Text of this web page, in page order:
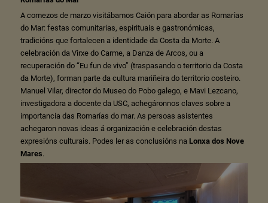
A comezos de marzo visitábamos Caión para abordar as Romarías
do Mar: festas comunitarias, espirituais e gastronómicas,
tradicións que fortalecen a identidade da Costa da Morte. A
celebración da Virxe do Carme, a Danza de Arcos, ou a
recuperación do “Eu fun de vivo” (traspasando o territorio da Costa
da Morte), forman parte da cultura mariñeira do territorio costeiro.
Manuel Vilar, director do Museo do Pobo galego, e Mavi Lezcano,
investigadora a docente da USC, achegáronnos claves sobre a
importancia das Romarías do mar. As persoas asistentes
achegaron novas ideas á organización e celebración destas
expresións culturais. Podes ler as conclusións na Lonxa dos Nove
Mares.